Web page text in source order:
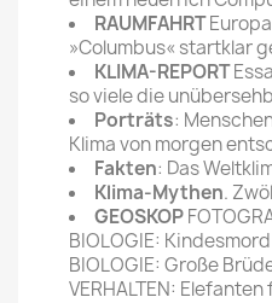
RAUMFAHRT
»Columbus« startklar
KLIMA-REPORT
so viele die
Porträts:
Klima von morgen
Fakten: Das
Klima-Mythen.
GEOSKOP
BIOLOGIE:
BIOLOGIE: Große
VERHALTEN: